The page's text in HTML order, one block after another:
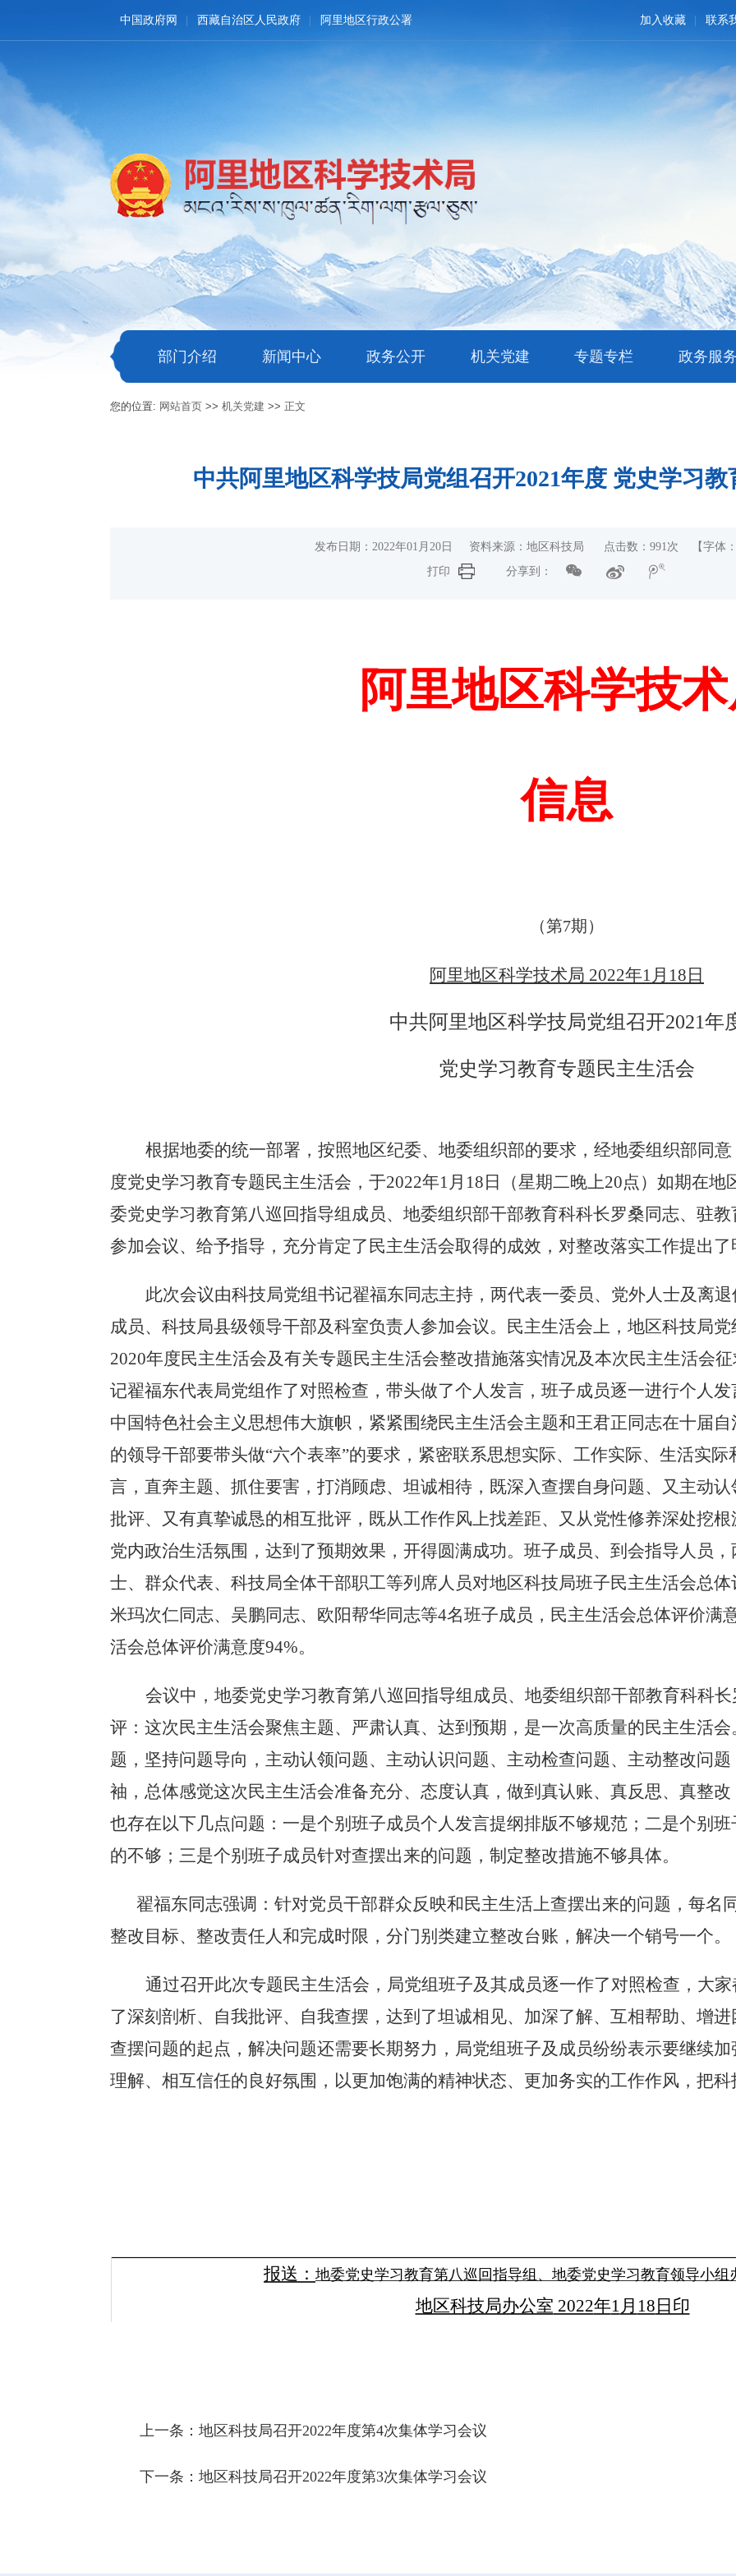
中国政府网 西藏自治区人民政府 阿里地区行政公署 加入收藏 联系
部门介绍 新闻中心 政务公开 机关党建 专题专栏 政务服
您的位置: 网站首页 >>机关党建 >>正文
中共阿里地区科学技局党组召开2021年度 党史学习
发布日期：2022年01月20日 资料来源：地区科技局 点击数： 991 次
【字体
打印
分享到：
阿里地区科学技
信息
（第7期）
阿里地区科学技术局 2022年1 月 18 日
中共阿里地区科学技局党组召开2021年
党史学习教育专题民主生活会
根据地委的统一部署，按照地区纪委、地委组织部的要求，经地委组织部同
度党史学习教育专题民主生活会，于2022年1 月 18 日（星期二晚上20点）如期在地
委党史学习教育第八巡回指导组成员、地委组织部干部教育科科长罗桑同志、驻
参加会议、给予指导，充分肯定了民主生活会取得的成效，对整改落实工作提出
此次会议由科技局党组书记翟福东同志主持，两代表一委员、党外人士及离
成员、科技局县级领导干部及科室负责人参加会议。
民主生活会上，地区科技局
2020年度民主生活会及有关专题民主生活会整改措施落实情况及本次民主生活会
记翟福东代表局党组作了对照检查，带头做了个人发言，班子成员逐一进行个人
中国特色社会主义思想伟大旗帜，紧紧围绕民主生活会主题和王君正同志在十届
的领导干部要带头做“六个表率”的要求，紧密联系思想实际、工作实际、生活实
言，直奔主题、抓住要害，打消顾虑、坦诚相待，既深入查摆自身问题、又主动
批评、又有真挚诚恳的相互批评，既从工作作风上找差距、又从党性修养深处挖
党内政治生活氛围，达到了预期效果，开得圆满成功。班子成员、到会指导人员
士、群众代表、科技局全体干部职工等列席人员对地区科技局班子民主生活会总
米玛次仁同志、吴鹏同志、欧阳帮华同志等4名班子成员，民主生活会总体评价满
活会总体评价满意度94%。
会议中，地委党史学习教育第八巡回指导组成员、地委组织部干部教育科科
评：这次民主生活会聚焦主题、严肃认真、达到预期，是一次高质量的民主生活
题，坚持问题导向，主动认领问题、主动认识问题、主动检查问题、主动整改问
袖，总体感觉这次民主生活会准备充分、态度认真，做到真认账、真反思、真整
也存在以下几点问题：一是个别班子成员个人发言提纲排版不够规范；二是个别
的不够；三是个别班子成员针对查摆出来的问题，制定整改措施不够具体。
翟福东同志强调：针对党员干部群众反映和民主生活上查摆出来的问题，每名
整改目标、整改责任人和完成时限，分门别类建立整改台账，解决一个销号一个。
通过召开此次专题民主生活会， 局党组班子及其成员逐一作了对照检查，大
了深刻剖析、自我批评、自我查摆，达到了坦诚相见、加深了解、互相帮助、增
查摆问题的起点，解决问题还需要长期努力，局党组班子及成员纷纷表示要继续
理解、相互信任的良好氛围，以更加饱满的精神状态、更加务实的工作作风，把
报送： 地委党史学习教育第八巡回指导组、地委党史学习教育领导小组
地区科技局办公室 2022年1 月 18 日印
上一条：地区科技局召开2022年度第4次集体学习会议
下一条：地区科技局召开2022年度第3次集体学习会议